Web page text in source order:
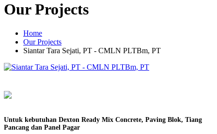
Our Projects
Home
Our Projects
Siantar Tara Sejati, PT - CMLN PLTBm, PT
Untuk kebutuhan Dexton Ready Mix Concrete, Paving Blok, Tiang
Pancang dan Panel Pagar